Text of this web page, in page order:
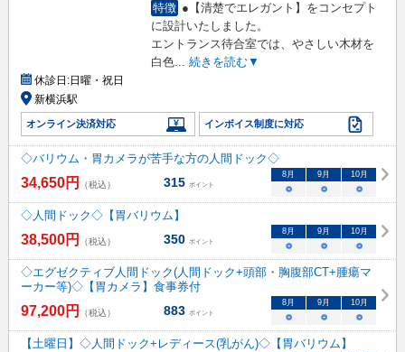
特徴 ●【清楚でエレガント】をコンセプト
に設計いたしました。
エントランス待合室では、やさしい木材を
白色... 続きを読む▼
休診日:日曜・祝日
新横浜駅
オンライン決済対応 インボイス制度に対応
◇バリウム・胃カメラが苦手な方の人間ドック◇
34,650円 （税込） 315 ポイント
8月 9月 10月
○ ○ ○
◇人間ドック◇【胃バリウム】
38,500円 （税込） 350 ポイント
8月 9月 10月
○ ○ ○
◇エグゼクティブ人間ドック(人間ドック+頭部・胸腹部CT+腫瘍マ
ーカー等)◇【胃カメラ】食事券付
97,200円 （税込） 883 ポイント
8月 9月 10月
○ ○ ○
【土曜日】◇人間ドック+レディース(乳がん)◇【胃バリウム】